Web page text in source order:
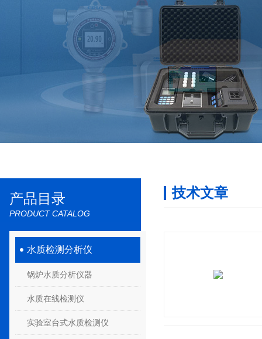
产品目录
PRODUCT CATALOG
水质检测分析仪
锅炉水质分析仪器
水质在线检测仪
实验室台式水质检测仪
技术文章